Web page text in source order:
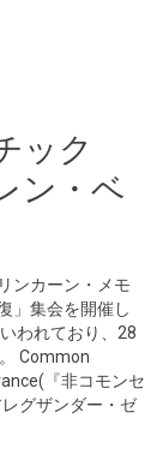
ック
ン・ベ
ンカーン・メモ
」集会を開催し
われており、28
Common
『非コモンセ
グザンダー・ゼ